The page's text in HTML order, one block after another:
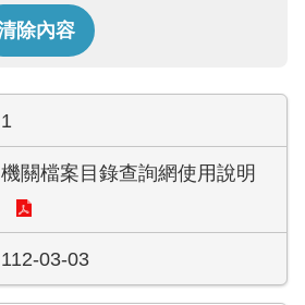
1
機關檔案目錄查詢網使用說明
112-03-03